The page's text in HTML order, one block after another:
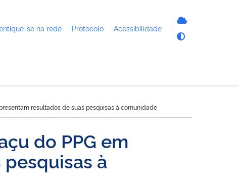
se na rede Protocolo Acessibilidade
resultados de suas pesquisas à comunidade
do PPG em
à